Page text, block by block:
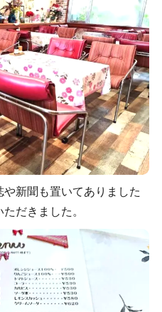
新聞も置いてありました
だきました。